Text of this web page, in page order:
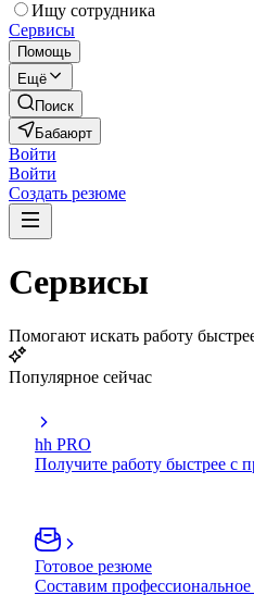
Ищу сотрудника
Сервисы
Помощь
Ещё
Поиск
Бабаюрт
Войти
Войти
Создать резюме
Сервисы
Помогают искать работу
Популярное сейчас
hh PRO
Получите работу быстрее с
Готовое резюме
Составим профессиональное